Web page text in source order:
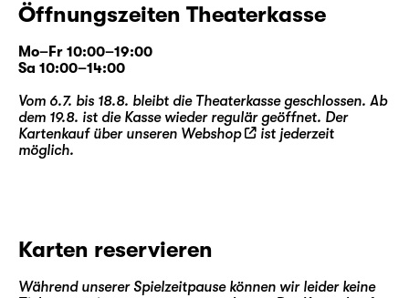
Öffnungszeiten Theaterkasse
Mo–Fr 10:00–19:00
Sa 10:00–14:00
Vom 6.7. bis 18.8. bleibt die Theaterkasse geschlossen. Ab
dem 19.8. ist die Kasse wieder regulär geöffnet. Der
Kartenkauf über unseren Webshop
ist jederzeit
möglich.
Karten reservieren
Während unserer Spielzeitpause können wir leider keine